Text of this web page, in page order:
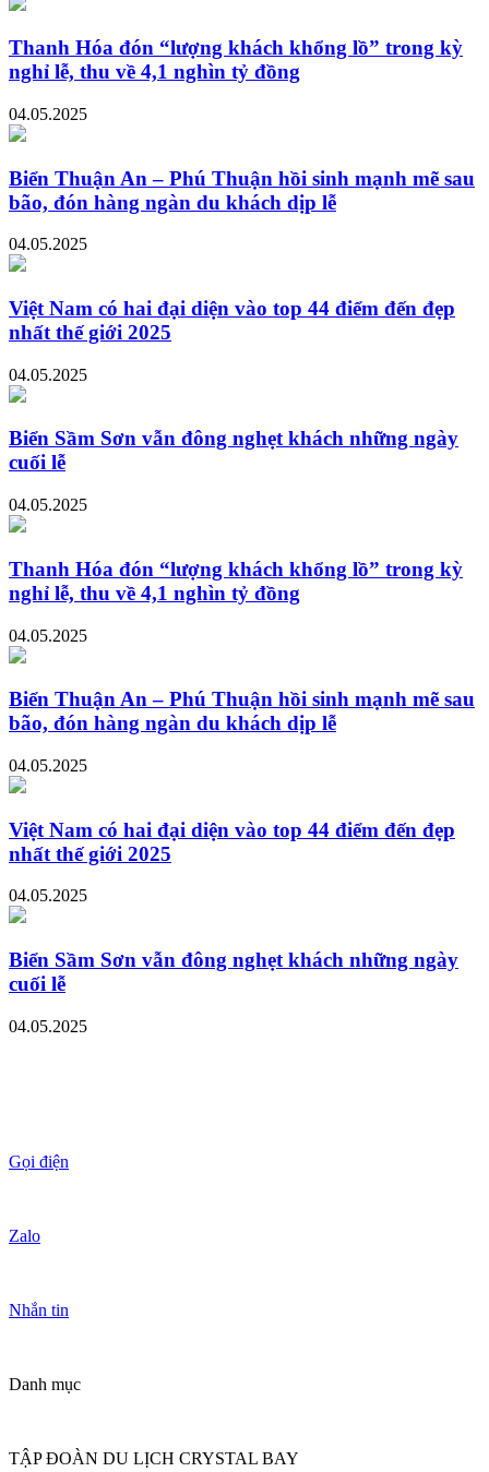
Thanh Hóa đón “lượng khách khổng lồ” trong kỳ
nghỉ lễ, thu về 4,1 nghìn tỷ đồng
04.05.2025
Biển Thuận An – Phú Thuận hồi sinh mạnh mẽ sau
bão, đón hàng ngàn du khách dịp lễ
04.05.2025
Việt Nam có hai đại diện vào top 44 điểm đến đẹp
nhất thế giới 2025
04.05.2025
Biển Sầm Sơn vẫn đông nghẹt khách những ngày
cuối lễ
04.05.2025
Thanh Hóa đón “lượng khách khổng lồ” trong kỳ
nghỉ lễ, thu về 4,1 nghìn tỷ đồng
04.05.2025
Biển Thuận An – Phú Thuận hồi sinh mạnh mẽ sau
bão, đón hàng ngàn du khách dịp lễ
04.05.2025
Việt Nam có hai đại diện vào top 44 điểm đến đẹp
nhất thế giới 2025
04.05.2025
Biển Sầm Sơn vẫn đông nghẹt khách những ngày
cuối lễ
04.05.2025
Gọi điện
Zalo
Nhắn tin
Danh mục
TẬP ĐOÀN DU LỊCH CRYSTAL BAY